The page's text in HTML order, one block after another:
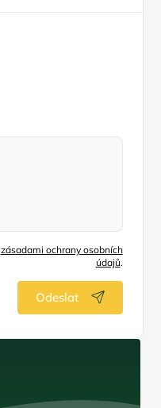
zásadami ochrany osobních
údajů.
Odeslat